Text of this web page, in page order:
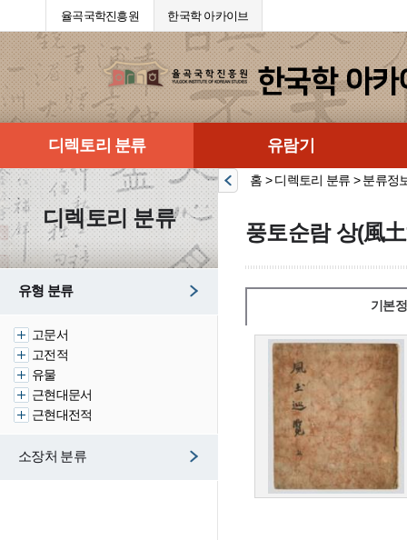
율곡국학진흥원 한국학 아카이브
디렉토리 분류 유람기
디렉토리 분류
유형 분류
고문서
고전적
유물
근현대문서
근현대전적
소장처 분류
홈 > 디렉토리 분류 > 분류정
풍토순람 상(風
기본